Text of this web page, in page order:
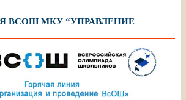
ВСОШ МКУ “УПРАВЛЕНИЕ